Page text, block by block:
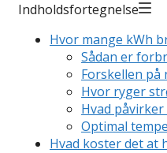
Indholdsfortegnelse
Hvor mange kWh
Sådan er
Forskellen på
Hvor ryger
Hvad
Optimal
Hvad koster det at